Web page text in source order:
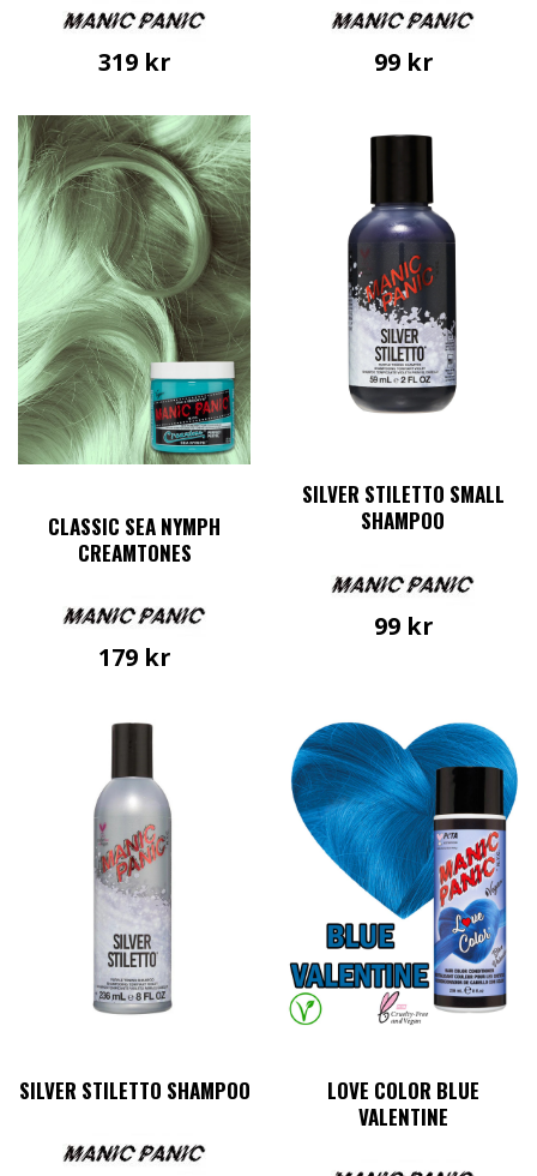
319 kr 99 kr
CLASSIC SEA NYMPH
CREAMTONES
179 kr
SILVER STILETTO SMALL
SHAMPOO
99 kr
SILVER STILETTO SHAMPOO
LOVE COLOR BLUE
VALENTINE